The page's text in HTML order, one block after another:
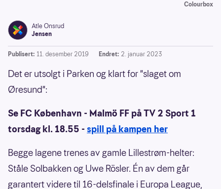
Colourbox
Atle Onsrud
Jensen
Publisert: 11. desember 2019 Endret: 2. januar 2023
Det er utsolgt i Parken og klart for "slaget om
Øresund":
Se FC København - Malmö FF på TV 2 Sport 1
torsdag kl. 18.55 - spill på kampen her
Begge lagene trenes av gamle Lillestrøm-helter:
Ståle Solbakken og Uwe Rösler. Én av dem går
garantert videre til 16-delsfinale i Europa League,